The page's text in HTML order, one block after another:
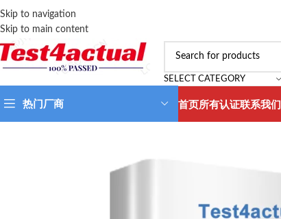
Skip to navigation
Skip to main content
SELECT CATEGORY
热门厂商 首页所有认证联系我们